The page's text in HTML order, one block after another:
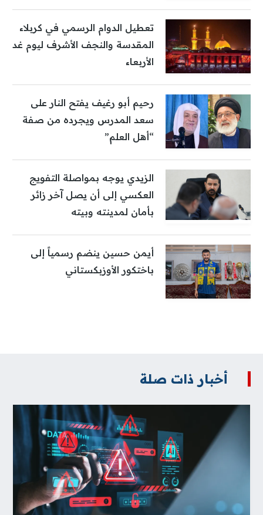
تعطيل الدوام الرسمي في كربلاء
المقدسة والنجف الأشرف ليوم غد
الأربعاء
رحيم أبو رغيف يفتح النار على
سعد المدرس ويجرده من صفة
“أهل العلم”
الزيدي يوجه بمواصلة التفويج
العكسي إلى أن يصل آخر زائر
بأمان لمدينته وبيته
أيمن حسين ينضم رسمياً إلى
باختكور الأوزبكستاني
أخبار ذات صلة